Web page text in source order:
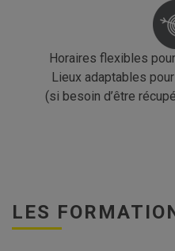
Horaires flexibles
Lieux adaptables
(si besoin d’être
LES